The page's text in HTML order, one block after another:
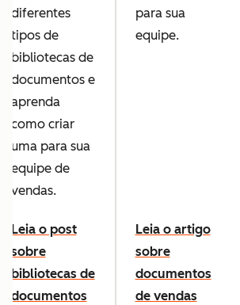
diferentes
tipos de
bibliotecas de
documentos e
aprenda
como criar
uma para sua
equipe de
vendas.
Leia o post
sobre
bibliotecas de
documentos
para sua
equipe.
Leia o artigo
sobre
documentos
de vendas